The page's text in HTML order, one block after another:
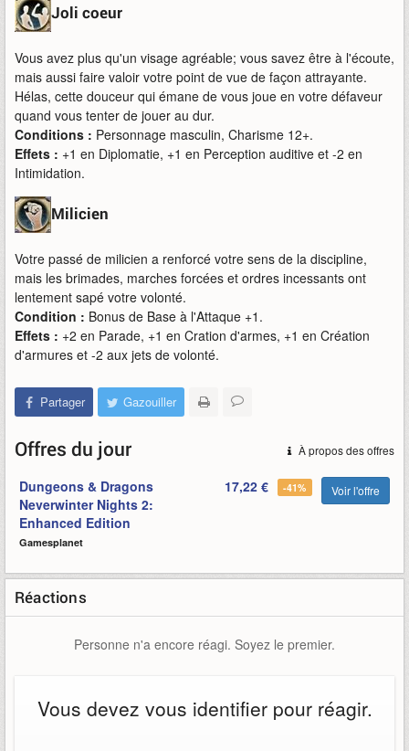
Joli coeur
Vous avez plus qu'un visage agréable; vous savez être à l'écoute,
mais aussi faire valoir votre point de vue de façon attrayante.
Hélas, cette douceur qui émane de vous joue en votre défaveur
quand vous tenter de jouer au dur.
Conditions : Personnage masculin, Charisme 12+.
Effets : +1 en Diplomatie, +1 en Perception auditive et -2 en
Intimidation.
Milicien
Votre passé de milicien a renforcé votre sens de la discipline,
mais les brimades, marches forcées et ordres incessants ont
lentement sapé votre volonté.
Condition : Bonus de Base à l'Attaque +1.
Effets : +2 en Parade, +1 en Cration d'armes, +1 en Création
d'armures et -2 aux jets de volonté.
Partager Gazouiller
À propos des offres
Offres du jour
Dungeons & Dragons
Neverwinter Nights 2:
Enhanced Edition
Gamesplanet
17,22 € -41% Voir l'offre
Réactions
Personne n'a encore réagi. Soyez le premier.
Vous devez vous identifier pour réagir.